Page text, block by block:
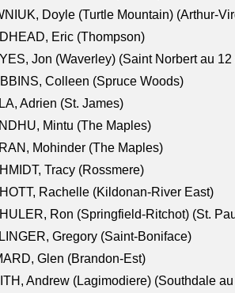
Doyle (Turtle Mountain) (Arthur-
Eric (Thompson)
Jon (Waverley) (Saint Norbert au
Colleen (Spruce Woods)
Adrien (St. James)
Mintu (The Maples)
Mohinder (The Maples)
Tracy (Rossmere)
Rachelle (Kildonan-River East)
Ron (Springfield-Ritchot) (St.
Gregory (Saint-Boniface)
Glen (Brandon-Est)
Andrew (Lagimodiere) (Southdale